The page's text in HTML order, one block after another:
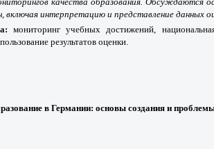
интерпретацию и представление данных
мониторинг учебных достижений,
результатов оценки.
в Германии: основы создания и